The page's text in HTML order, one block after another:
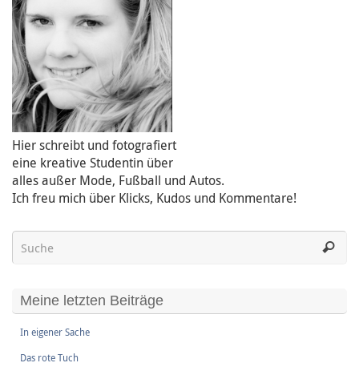
Hier schreibt und fotografiert
eine kreative Studentin über
alles außer Mode, Fußball und Autos.
Ich freu mich über Klicks, Kudos und Kommentare!
Meine letzten Beiträge
In eigener Sache
Das rote Tuch